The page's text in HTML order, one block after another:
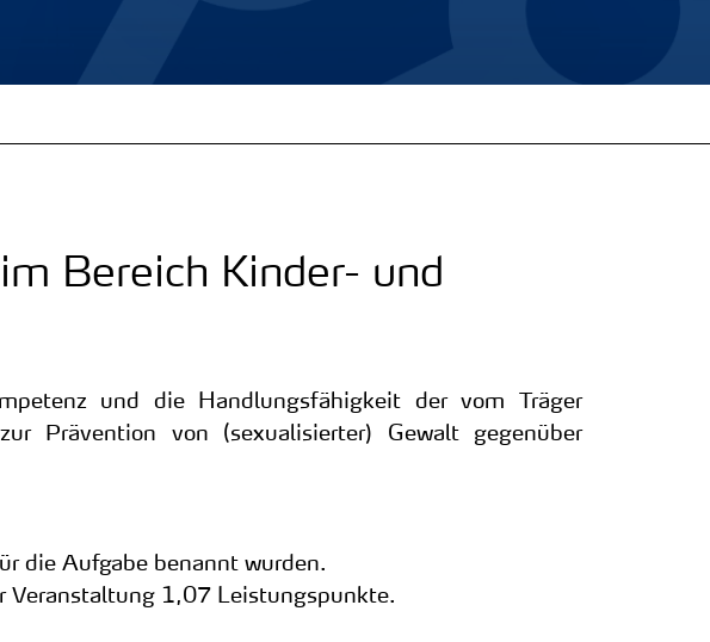
Bereich Kinder- und
und die Handlungsfähigkeit der vom Träger
Prävention von (sexualisierter) Gewalt gegenüber
die Aufgabe benannt wurden.
Veranstaltung 1,07 Leistungspunkte.